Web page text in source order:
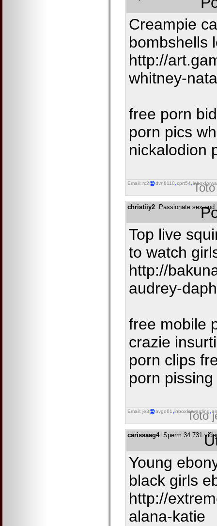
Creampie
bombshells
http://
whitney-
free porn
porn pics
nickalodion
Email: rc2 dvn8110 cprt54
christiiy2: Passionate sex and
Top live
to watch
http://
audrey-
free mobile
crazie
porn clips
porn
Email: je3 avgo61 inboxforwarding
Toto
carissaag4: Sperm 34 731
Young
black girls
http://
alana-katie